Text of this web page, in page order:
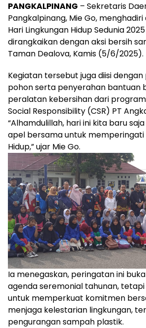
PANGKALPINANG – Sekretaris
Pangkalpinang, Mie Go,
Hari Lingkungan Hidup Sedunia
dirangkaikan dengan aksi bersih
Taman Dealova, Kamis (5/6/2025).
Kegiatan tersebut juga diisi
pohon serta penyerahan bantuan
peralatan kebersihan dari
Social Responsibility (CSR) PT
“Alhamdulillah, hari ini kita baru
apel bersama untuk memperingati
Hidup,” ujar Mie Go.
Ia menegaskan, peringatan ini
agenda seremonial tahunan,
untuk memperkuat komitmen
menjaga kelestarian lingkungan,
pengurangan sampah plastik.